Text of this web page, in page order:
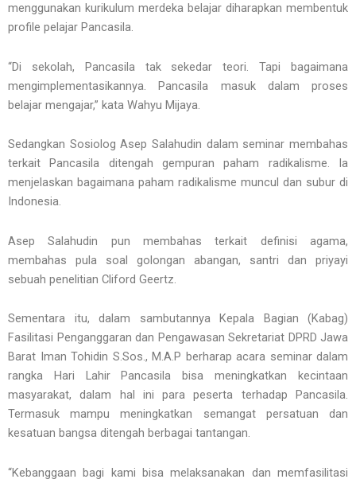
menggunakan kurikulum merdeka belajar diharapkan membentuk
profile pelajar Pancasila.
“Di sekolah, Pancasila tak sekedar teori. Tapi bagaimana
mengimplementasikannya. Pancasila masuk dalam proses
belajar mengajar,” kata Wahyu Mijaya.
Sedangkan Sosiolog Asep Salahudin dalam seminar membahas
terkait Pancasila ditengah gempuran paham radikalisme. Ia
menjelaskan bagaimana paham radikalisme muncul dan subur di
Indonesia.
Asep Salahudin pun membahas terkait definisi agama,
membahas pula soal golongan abangan, santri dan priyayi
sebuah penelitian Cliford Geertz.
Sementara itu, dalam sambutannya Kepala Bagian (Kabag)
Fasilitasi Penganggaran dan Pengawasan Sekretariat DPRD Jawa
Barat Iman Tohidin S.Sos., M.A.P berharap acara seminar dalam
rangka Hari Lahir Pancasila bisa meningkatkan kecintaan
masyarakat, dalam hal ini para peserta terhadap Pancasila.
Termasuk mampu meningkatkan semangat persatuan dan
kesatuan bangsa ditengah berbagai tantangan.
“Kebanggaan bagi kami bisa melaksanakan dan memfasilitasi